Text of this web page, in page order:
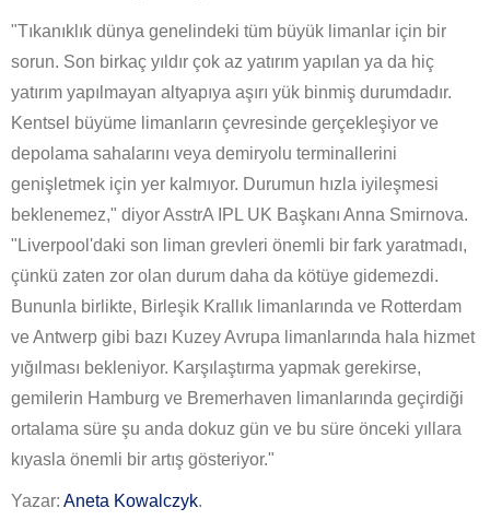
"Tıkanıklık dünya genelindeki tüm büyük limanlar için bir
sorun. Son birkaç yıldır çok az yatırım yapılan ya da hiç
yatırım yapılmayan altyapıya aşırı yük binmiş durumdadır.
Kentsel büyüme limanların çevresinde gerçekleşiyor ve
depolama sahalarını veya demiryolu terminallerini
genişletmek için yer kalmıyor. Durumun hızla iyileşmesi
beklenemez," diyor AsstrA IPL UK Başkanı Anna Smirnova.
"Liverpool'daki son liman grevleri önemli bir fark yaratmadı,
çünkü zaten zor olan durum daha da kötüye gidemezdi.
Bununla birlikte, Birleşik Krallık limanlarında ve Rotterdam
ve Antwerp gibi bazı Kuzey Avrupa limanlarında hala hizmet
yığılması bekleniyor. Karşılaştırma yapmak gerekirse,
gemilerin Hamburg ve Bremerhaven limanlarında geçirdiği
ortalama süre şu anda dokuz gün ve bu süre önceki yıllara
kıyasla önemli bir artış gösteriyor."
Yazar: Aneta Kowalczyk.